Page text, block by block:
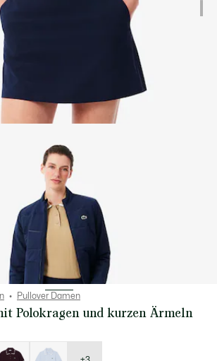
Pullover Damen
Polokragen und kurzen Ärmeln